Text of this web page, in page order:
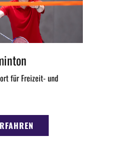
für Freizeit- und